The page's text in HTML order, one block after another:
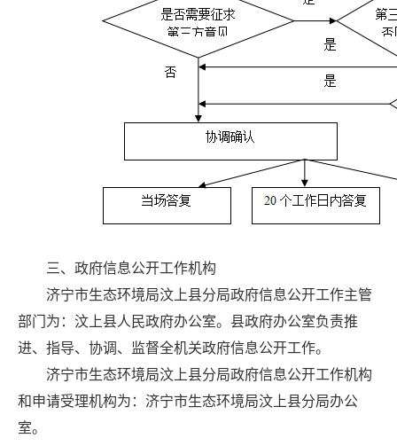
三、政府信息公开工作机构
济宁市生态环境局汶上县分局政府信息公开工作主管
部门为：汶上县人民政府办公室。县政府办公室负责推
进、指导、协调、监督全机关政府信息公开工作。
济宁市生态环境局汶上县分局政府信息公开工作机构
和申请受理机构为：济宁市生态环境局汶上县分局办公
室。